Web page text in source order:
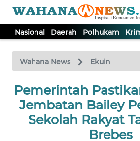
Nasional Daerah Polhukam
Wahana News Ekuin
Pemerintah
Jembatan Bailey
Sekolah Rakyat
Brebes
TV
Tutup
NASIONAL
DAERAH